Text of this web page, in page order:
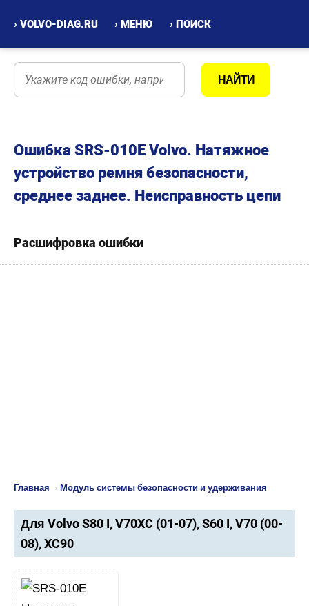
› VOLVO-DIAG.RU › МЕНЮ › ПОИСК
Ошибка SRS-010E Volvo. Натяжное
устройство ремня безопасности,
среднее заднее. Неисправность цепи
Расшифровка ошибки
Главная › Модуль системы безопасности и удерживания
Для Volvo S80 I, V70XC (01-07), S60 I, V70 (00-
08), XC90